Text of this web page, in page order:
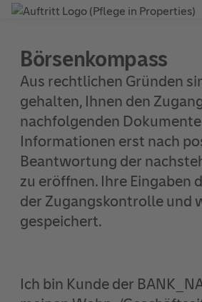
Börsenkompass
Aus rechtlichen Gründen
gehalten, Ihnen den
nachfolgenden
Informationen erst nach
Beantwortung der
zu eröffnen. Ihre Eingaben
der Zugangskontrolle und
gespeichert.
Ich bin Kunde der